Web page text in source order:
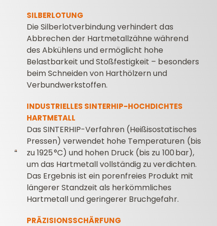
SILBERLOTUNG
Die Silberlotverbindung verhindert das
Abbrechen der Hartmetallzähne während
des Abkühlens und ermöglicht hohe
Belastbarkeit und Stoßfestigkeit – besonders
beim Schneiden von Harthölzern und
Verbundwerkstoffen.
INDUSTRIELLES SINTERHIP-HOCHDICHTES
HARTMETALL
Das SINTERHIP-Verfahren (Heißisostatisches
Pressen) verwendet hohe Temperaturen (bis
zu 1925 °C) und hohen Druck (bis zu 100 bar),
um das Hartmetall vollständig zu verdichten.
Das Ergebnis ist ein porenfreies Produkt mit
längerer Standzeit als herkömmliches
Hartmetall und geringerer Bruchgefahr.
PRÄZISIONSSCHÄRFUNG